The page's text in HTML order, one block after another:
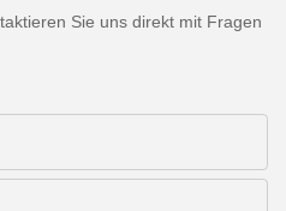
Sie uns direkt mit Fragen